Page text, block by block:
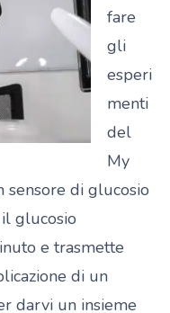
fare
gli
esperi
menti
del
My
sensore di glucosio
glucosio
e trasmette
di un
darvi un insieme